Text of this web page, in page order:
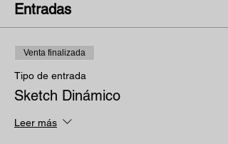
Entradas
Venta finalizada
Tipo de entrada
Sketch Dinámico
Leer más